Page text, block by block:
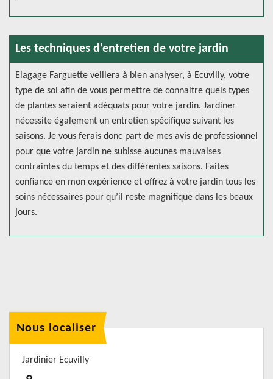
Les techniques d’entretien de votre jardin
Elagage Farguette veillera à bien analyser, à Ecuvilly, votre
type de sol afin de vous permettre de connaitre quels types
de plantes seraient adéquats pour votre jardin. Jardiner
nécessite également un entretien spécifique suivant les
saisons. Je vous ferais donc part de mes avis de professionnel
pour que votre jardin ne subisse aucunes mauvaises
contraintes du temps et des différentes saisons. Faites
confiance en mon expérience et offrez à votre jardin tous les
soins nécessaires pour qu’il reste magnifique dans les beaux
jours.
Nous localiser
Jardinier Ecuvilly